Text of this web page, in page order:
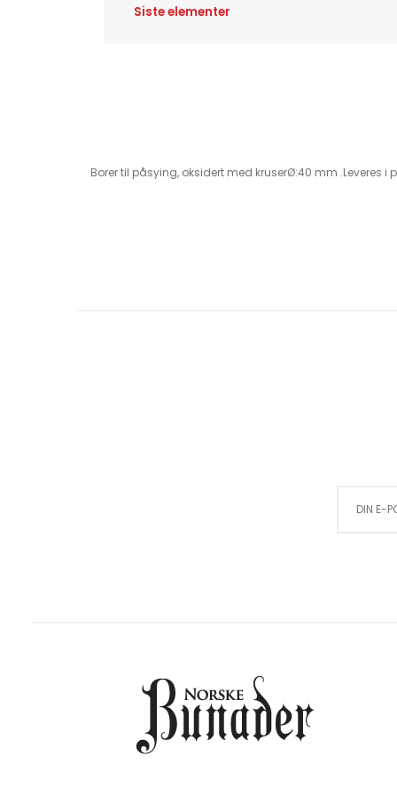
Siste elementer
Borer til påsying, oksidert med kruserØ:40 mm .Leveres i